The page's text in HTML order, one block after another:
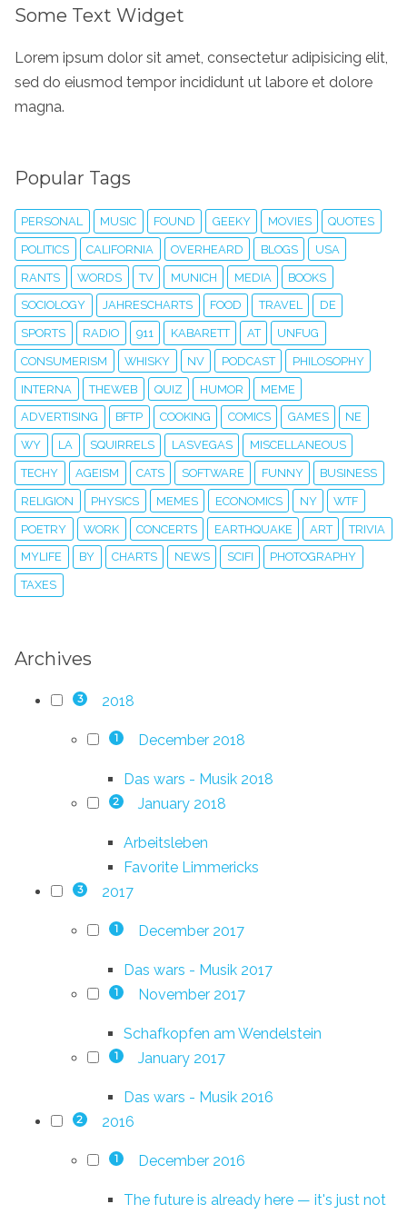
Some Text Widget
Lorem ipsum dolor sit amet, consectetur adipisicing elit,
sed do eiusmod tempor incididunt ut labore et dolore
magna.
Popular Tags
PERSONAL MUSIC FOUND GEEKY MOVIES QUOTES
POLITICS CALIFORNIA OVERHEARD BLOGS USA
RANTS WORDS TV MUNICH MEDIA BOOKS
SOCIOLOGY JAHRESCHARTS FOOD TRAVEL DE
SPORTS RADIO 911 KABARETT AT UNFUG
CONSUMERISM WHISKY NV PODCAST PHILOSOPHY
INTERNA THEWEB QUIZ HUMOR MEME
ADVERTISING BFTP COOKING COMICS GAMES NE
WY LA SQUIRRELS LASVEGAS MISCELLANEOUS
TECHY AGEISM CATS SOFTWARE FUNNY BUSINESS
RELIGION PHYSICS MEMES ECONOMICS NY WTF
POETRY WORK CONCERTS EARTHQUAKE ART TRIVIA
MYLIFE BY CHARTS NEWS SCIFI PHOTOGRAPHY
TAXES
Archives
3 2018
1 December 2018
Das wars - Musik 2018
2 January 2018
Arbeitsleben
Favorite Limmericks
3 2017
1 December 2017
Das wars - Musik 2017
1 November 2017
Schafkopfen am Wendelstein
1 January 2017
Das wars - Musik 2016
2 2016
1 December 2016
The future is already here — it's just not